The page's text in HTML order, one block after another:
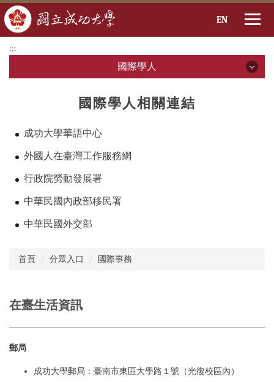
到
要
EN
:::
國際學人
國際學人
國際學人
在臺生活資訊
校園資訊
法規專區
國際學人相關連結
成功大學華語中心
外國人在臺灣工作服務網
行政院勞動發展署
中華民國內政部移民署
中華民國外交部
首頁
分眾入口 國際事務
在臺生活資訊
郵局
成功大學郵局：臺南市東區大學路１號（光復校區內）